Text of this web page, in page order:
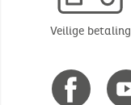
Veilige betaling